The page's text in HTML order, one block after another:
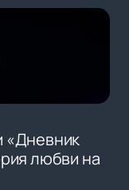
«Дневник
любви на